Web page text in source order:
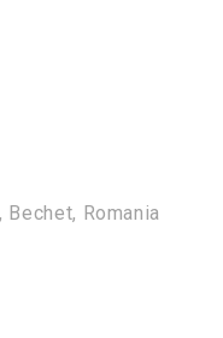
Bechet, Romania